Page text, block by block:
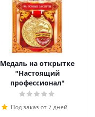
Медаль на открытке
"Настоящий
профессионал"
Под заказ от 7 дней